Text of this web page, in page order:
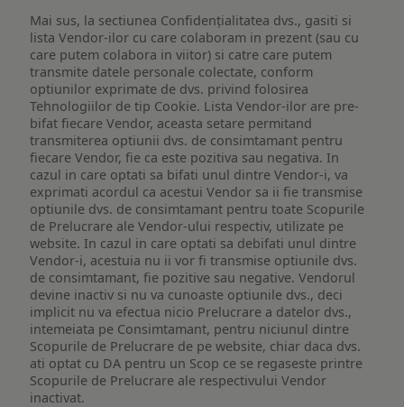
Mai sus, la sectiunea Confidențialitatea dvs., gasiti si
lista Vendor-ilor cu care colaboram in prezent (sau cu
care putem colabora in viitor) si catre care putem
transmite datele personale colectate, conform
optiunilor exprimate de dvs. privind folosirea
Tehnologiilor de tip Cookie. Lista Vendor-ilor are pre-
bifat fiecare Vendor, aceasta setare permitand
transmiterea optiunii dvs. de consimtamant pentru
fiecare Vendor, fie ca este pozitiva sau negativa. In
cazul in care optati sa bifati unul dintre Vendor-i, va
exprimati acordul ca acestui Vendor sa ii fie transmise
optiunile dvs. de consimtamant pentru toate Scopurile
de Prelucrare ale Vendor-ului respectiv, utilizate pe
website. In cazul in care optati sa debifati unul dintre
Vendor-i, acestuia nu ii vor fi transmise optiunile dvs.
de consimtamant, fie pozitive sau negative. Vendorul
devine inactiv si nu va cunoaste optiunile dvs., deci
implicit nu va efectua nicio Prelucrare a datelor dvs.,
intemeiata pe Consimtamant, pentru niciunul dintre
Scopurile de Prelucrare de pe website, chiar daca dvs.
ati optat cu DA pentru un Scop ce se regaseste printre
Scopurile de Prelucrare ale respectivului Vendor
inactivat.